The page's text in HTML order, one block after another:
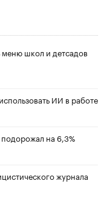
школ и детсадов
ИИ в работе
на 6,3%
журнала